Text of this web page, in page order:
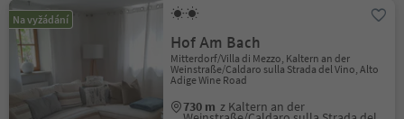
Na vyžádání
Hof Am Bach
Mitterdorf/Villa di Mezzo, Kaltern an der
Weinstraße/Caldaro sulla Strada del Vino, Alto
Adige Wine Road
730 m z Kaltern an der